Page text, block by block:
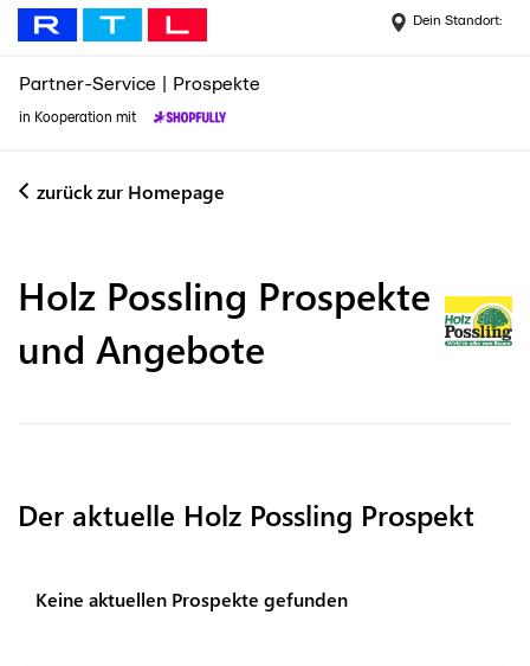
Dein Standort:
Partner-Service Prospekte
in Kooperation mit
zurück zur Homepage
Holz Possling Prospekte
und Angebote
Der aktuelle Holz Possling Prospekt
Keine aktuellen Prospekte gefunden